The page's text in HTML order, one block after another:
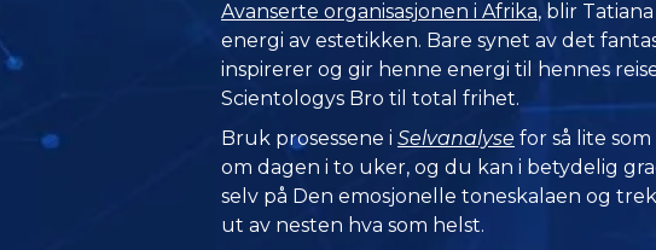
Avanserte organisasjonen i Afrika, blir
energi av estetikken. Bare synet av det
inspirerer og gir henne energi til hennes
Scientologys Bro til total frihet.
Bruk prosessene iSelvanalyse for så lite
om dagen i to uker, og du kan i betydelig
selv på Den emosjonelle toneskalaen og
ut av nesten hva som helst.